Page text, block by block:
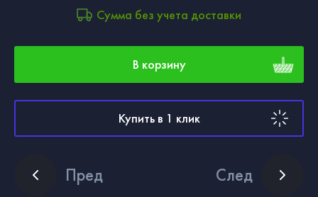
Сумма без учета доставки
В корзину
Купить в 1 клик
Пред След